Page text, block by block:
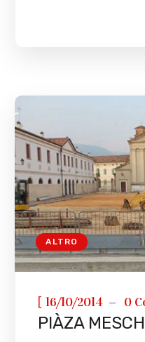
ALTRO
[16/10/2014 0
PIÀZA MESCH